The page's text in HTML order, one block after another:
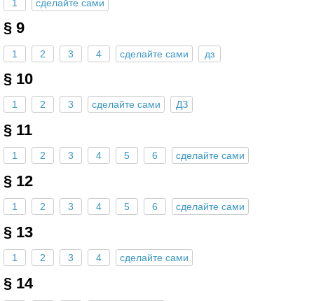
1 сделайте сами
§ 9
1 2 3 4 сделайте сами дз
§ 10
1 2 3 сделайте сами ДЗ
§ 11
1 2 3 4 5 6 сделайте сами
§ 12
1 2 3 4 5 6 сделайте сами
§ 13
1 2 3 4 сделайте сами
§ 14